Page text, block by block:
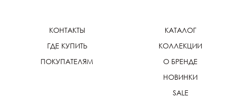
КОНТАКТЫ
ГДЕ КУПИТЬ
ПОКУПАТЕЛЯМ
КАТАЛОГ
КОЛЛЕКЦИИ
О БРЕНДЕ
НОВИНКИ
SALE